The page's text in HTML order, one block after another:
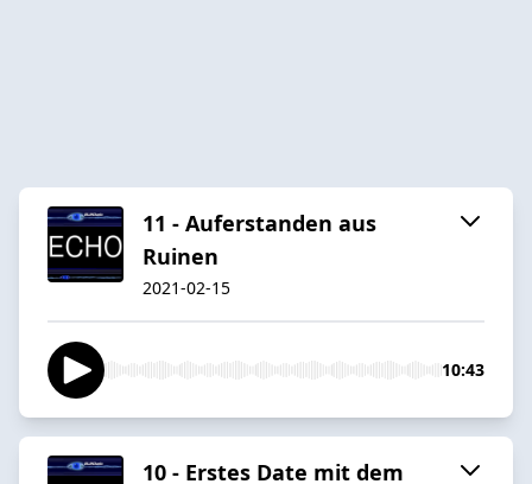
11 - Auferstanden aus
Ruinen
2021-02-15
10:43
10 - Erstes Date mit dem